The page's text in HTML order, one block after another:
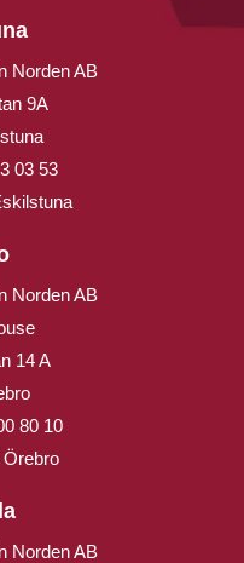
Norden AB
9A
03 53
Norden AB
14 A
80 10
Örebro
Norden AB